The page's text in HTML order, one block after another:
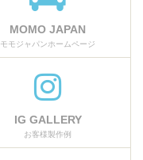
MOMO JAPAN
モモジャパンホームページ
IG GALLERY
お客様製作例